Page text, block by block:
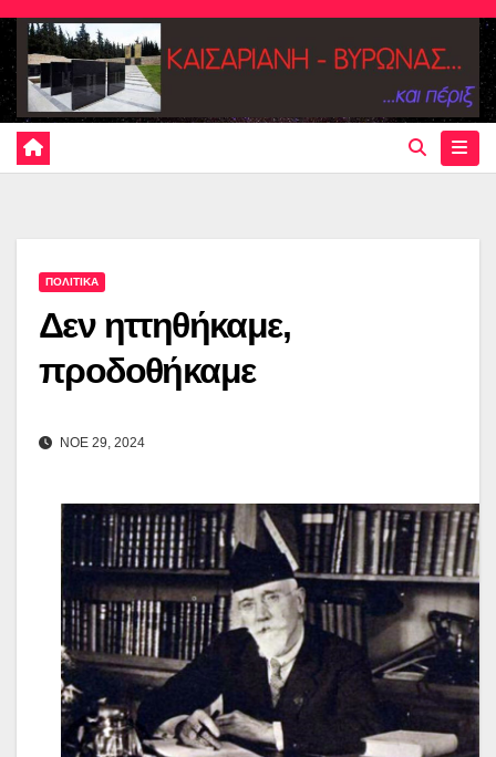
Skip
content
ΠΟΛΙΤΙΚΑ
Δεν ηττηθήκαμε,
προδοθήκαμε
ΝΟΕ 29, 2024